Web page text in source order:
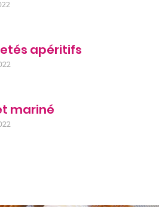
apéritifs
mariné